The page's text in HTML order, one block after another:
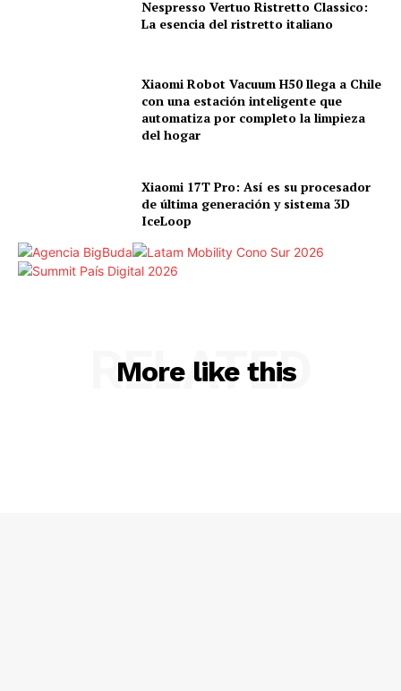
Nespresso Vertuo Ristretto Classico:
La esencia del ristretto italiano
Xiaomi Robot Vacuum H50 llega a Chile
con una estación inteligente que
automatiza por completo la limpieza
del hogar
Xiaomi 17T Pro: Así es su procesador
de última generación y sistema 3D
IceLoop
More like this
RELATED